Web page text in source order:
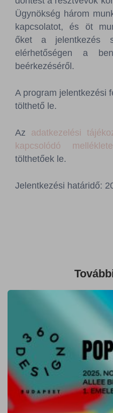
Ügynökség három
kapcsolatot, és öt
őket a jelentkezés
elérhetőségen a
beérkezéséről.
A program jelentkezési
tölthető le.
Az adatkezelési
kapcsolódó
tölthetőek le.
Jelentkezési határidő: